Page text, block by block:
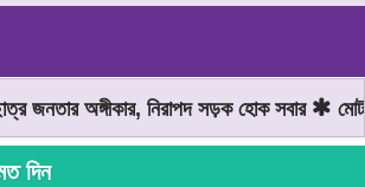
জনতার অঙ্গীকার, নিরাপদ সড়ক হোক সবার
দিন